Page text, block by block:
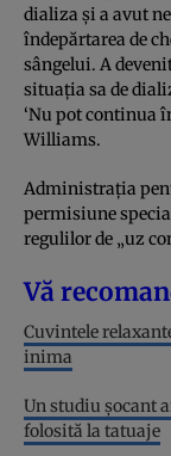
dializa și a avut
îndepărtarea de
sângelui. A
situația sa de
‘Nu pot continua
Williams.
Administrația
permisiune
regulilor de „uz
Vă
Cuvintele
inima
Un studiu șocant
folosită la tatuaje